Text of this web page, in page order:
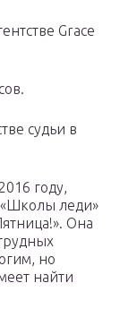
Grace
судьи в
году,
«Школы леди»
Она
но
найти